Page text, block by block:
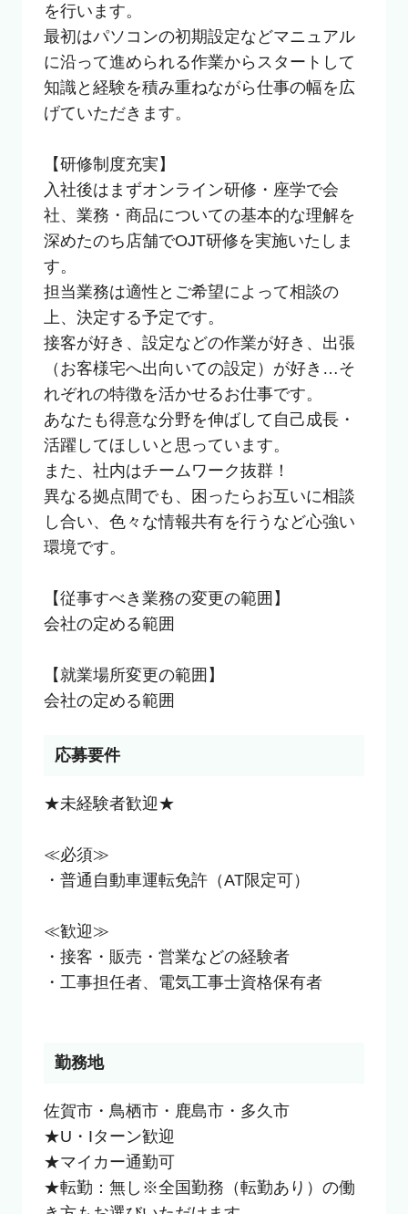
を行います。
最初はパソコンの初期設定などマニュアル
に沿って進められる作業からスタートして
知識と経験を積み重ねながら仕事の幅を広
げていただきます。
【研修制度充実】
入社後はまずオンライン研修・座学で会
社、業務・商品についての基本的な理解を
深めたのち店舗でOJT研修を実施いたしま
す。
担当業務は適性とご希望によって相談の
上、決定する予定です。
接客が好き、設定などの作業が好き、出張
（お客様宅へ出向いての設定）が好き…そ
れぞれの特徴を活かせるお仕事です。
あなたも得意な分野を伸ばして自己成長・
活躍してほしいと思っています。
また、社内はチームワーク抜群！
異なる拠点間でも、困ったらお互いに相談
し合い、色々な情報共有を行うなど心強い
環境です。
【従事すべき業務の変更の範囲】
会社の定める範囲
【就業場所変更の範囲】
会社の定める範囲
応募要件
★未経験者歓迎★
≪必須≫
・普通自動車運転免許（AT限定可）
≪歓迎≫
・接客・販売・営業などの経験者
・工事担任者、電気工事士資格保有者
勤務地
佐賀市・鳥栖市・鹿島市・多久市
★U・Iターン歓迎
★マイカー通勤可
★転勤：無し※全国勤務（転勤あり）の働